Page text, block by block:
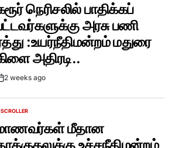
நெரிசலில் பாதிக்கப்
அரசு பணி
:உயர்நீதிமன்றம் மதுரை
அதிரடி..
2 weeks ago
SCROLLER
மீதான